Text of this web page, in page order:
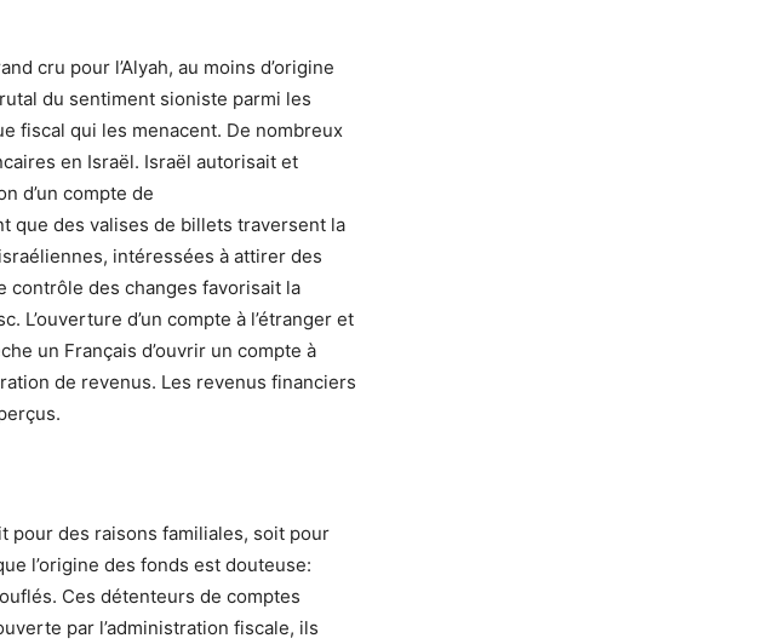
cru pour l’Alyah, au moins d’origine
du sentiment sioniste parmi les
fiscal qui les menacent. De nombreux
en Israël. Israël autorisait et
d’un compte de
que des valises de billets traversent la
intéressées à attirer des
contrôle des changes favorisait la
L’ouverture d’un compte à l’étranger et
un Français d’ouvrir un compte à
de revenus. Les revenus financiers
pour des raisons familiales, soit pour
l’origine des fonds est douteuse:
Ces détenteurs de comptes
par l’administration fiscale, ils